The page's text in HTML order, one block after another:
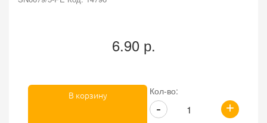
6.90 р.
Кол-во:
+
-
В корзину